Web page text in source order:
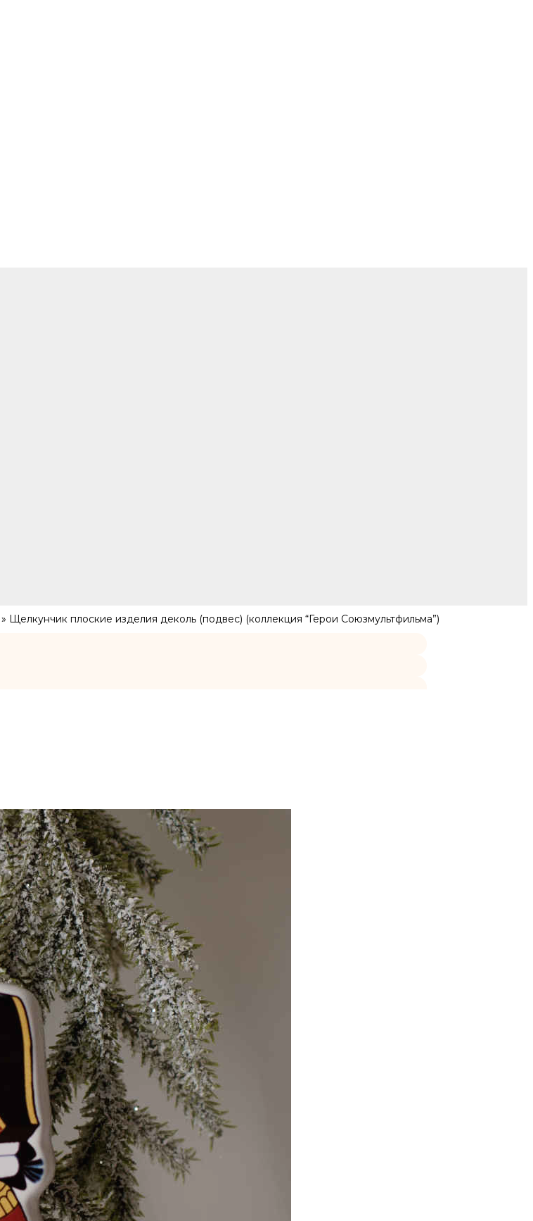
» Щелкунчик плоские изделия деколь (подвес) (коллекция “Герои Союзмультфильма”)